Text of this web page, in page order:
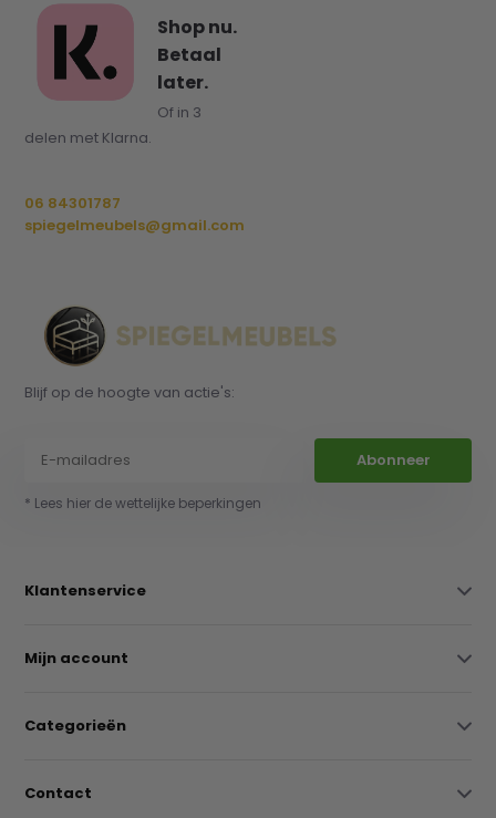
Shop nu.
Betaal
later.
Of in 3
delen met Klarna.
06 84301787
spiegelmeubels@gmail.com
Blijf op de hoogte van actie's:
Abonneer
* Lees hier de wettelijke beperkingen
Klantenservice
Mijn account
Categorieën
Contact